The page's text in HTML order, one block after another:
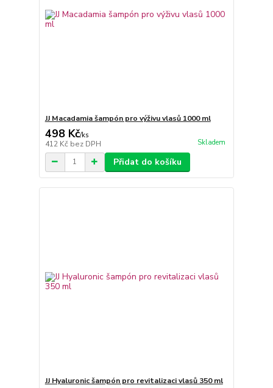
JJ Macadamia šampón pro výživu vlasů 1000 ml
498 Kč/ks
412 Kč bez DPH Skladem
Přidat do košíku
JJ Hyaluronic šampón pro revitalizaci vlasů 350 ml